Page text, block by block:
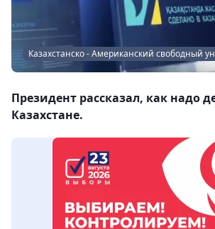
Казахстанско - Американский свободный
Президент рассказал, как надо
Казахстане.